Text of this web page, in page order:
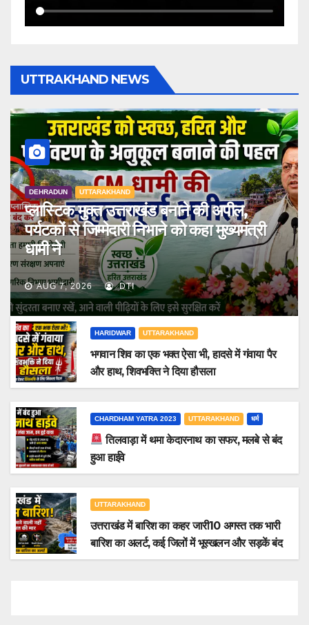
UTTRAKHAND NEWS
DEHRADUN UTTARAKHAND
प्लास्टिक मुक्त उत्तराखंड बनाने की अपील,
पर्यटकों से जिम्मेदारी निभाने को कहा मुख्यमंत्री
धामी ने
AUG 7, 2026 DTI
HARIDWAR UTTARAKHAND
भगवान शिव का एक भक्त ऐसा भी, हादसे में गंवाया पैर
और हाथ, शिवभक्ति ने दिया हौसला
CHARDHAM YATRA 2023 UTTARAKHAND धर्म
तिलवाड़ा में थमा केदारनाथ का सफर, मलबे से बंद
हुआ हाईवे
UTTARAKHAND
उत्तराखंड में बारिश का कहर जारी10 अगस्त तक भारी
बारिश का अलर्ट, कई जिलों में भूस्खलन और सड़कें बंद